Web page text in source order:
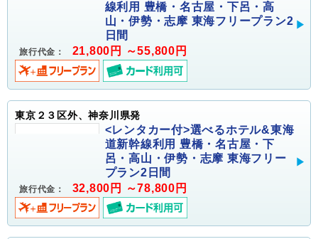
線利用 豊橋・名古屋・下呂・高
山・伊勢・志摩 東海フリープラン2
日間
旅行代金： 21,800円 ～55,800円
東京２３区外、神奈川県発
<レンタカー付>選べるホテル&東海
道新幹線利用 豊橋・名古屋・下
呂・高山・伊勢・志摩 東海フリー
プラン2日間
旅行代金： 32,800円 ～78,800円